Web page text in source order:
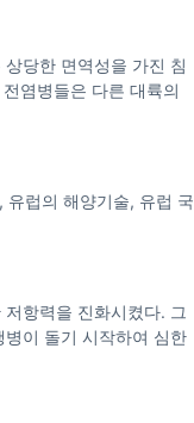
당한 면역성을 가진 침
염병들은 다른 대륙의
유럽의 해양기술, 유럽 국
항력을 진화시켰다. 그
이 돌기 시작하여 심한